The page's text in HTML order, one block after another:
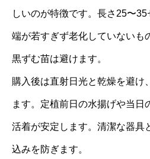
しいのが特徴です。長さ25〜
端が若すぎず老化していないも
黒ずむ苗は避けます。
購入後は直射日光と乾燥を避け
ます。定植前日の水揚げや当日
活着が安定します。清潔な器具
込みを防ぎます。